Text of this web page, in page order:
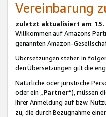
Vereinbarung
zuletzt aktualisiert am:
Willkommen auf Amazons
genannten Amazon-
Übersetzungen stehen in
den Übersetzungen gilt die
Natürliche oder juristische
oder ein „Partner“), müssen
Ihrer Anmeldung auf bzw.
zu, die durch Bezugnahme